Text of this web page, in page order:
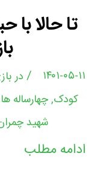
تا حالا
۱۴۰۱-۰۵-۱۱ / در
کودک,چهارساله
شهید
ادامه مطلب